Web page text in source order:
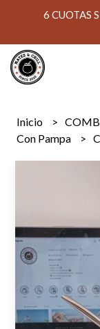
6 CUOTAS
Inicio
Con Pampa